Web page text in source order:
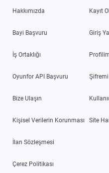
Hakkımızda
Bayi Başvuru
İş Ortaklığı
Oyunfor API Başvuru
Bize Ulaşın
Kişisel Verilerin Korunması
İlan Sözleşmesi
Çerez Politikası
Kayıt Ol
Giriş
Site